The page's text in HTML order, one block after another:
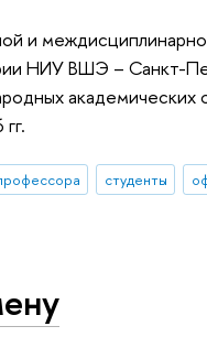
и
НИУ ВШЭ – Санкт-
студенты